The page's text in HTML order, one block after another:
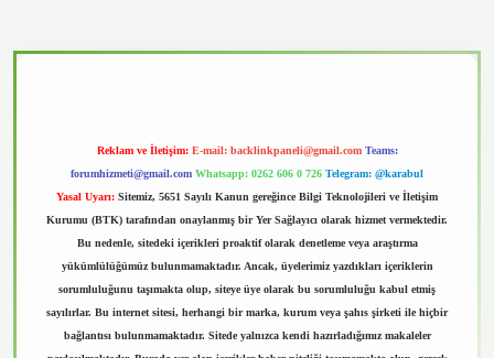
Reklam ve İletişim: E-mail: backlinkpaneli@gmail.com Teams:
forumhizmeti@gmail.com Whatsapp: 0262 606 0 726 Telegram: @karabul
Yasal Uyarı: Sitemiz, 5651 Sayılı Kanun gereğince Bilgi Teknolojileri ve İletişim
Kurumu (BTK) tarafından onaylanmış bir Yer Sağlayıcı olarak hizmet vermektedir.
Bu nedenle, sitedeki içerikleri proaktif olarak denetleme veya araştırma
yükümlülüğümüz bulunmamaktadır. Ancak, üyelerimiz yazdıkları içeriklerin
sorumluluğunu taşımakta olup, siteye üye olarak bu sorumluluğu kabul etmiş
sayılırlar. Bu internet sitesi, herhangi bir marka, kurum veya şahıs şirketi ile hiçbir
bağlantısı bulunmamaktadır. Sitede yalnızca kendi hazırladığımız makaleler